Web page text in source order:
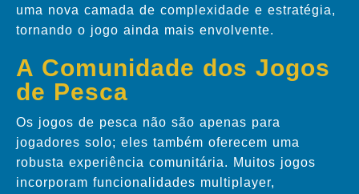
uma nova camada de complexidade e estratégia,
tornando o jogo ainda mais envolvente.
A Comunidade dos Jogos
de Pesca
Os jogos de pesca não são apenas para
jogadores solo; eles também oferecem uma
robusta experiência comunitária. Muitos jogos
incorporam funcionalidades multiplayer,